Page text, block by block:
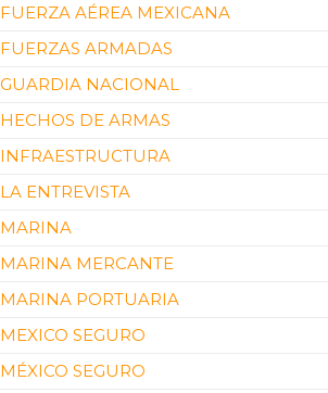
FUERZA AÉREA MEXICANA
FUERZAS ARMADAS
GUARDIA NACIONAL
HECHOS DE ARMAS
INFRAESTRUCTURA
LA ENTREVISTA
MARINA
MARINA MERCANTE
MARINA PORTUARIA
MEXICO SEGURO
MÉXICO SEGURO